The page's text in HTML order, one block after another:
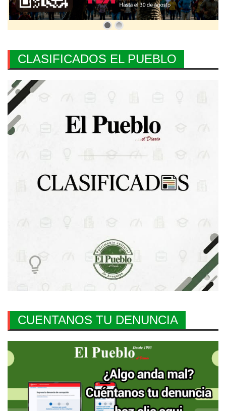
CLASIFICADOS EL PUEBLO
CUENTANOS TU DENUNCIA